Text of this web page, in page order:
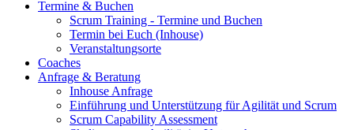
Termine & Buchen
Scrum Training - Termine und Buchen
Termin bei Euch (Inhouse)
Veranstaltungsorte
Coaches
Anfrage & Beratung
Inhouse Anfrage
Einführung und Unterstützung für Agilität und Scrum
Scrum Capability Assessment